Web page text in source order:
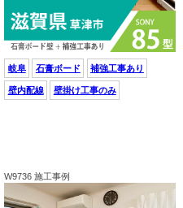
岐阜 石膏ボード 補強工事あり
壁内配線 壁掛け工事のみ
W9736 施工事例